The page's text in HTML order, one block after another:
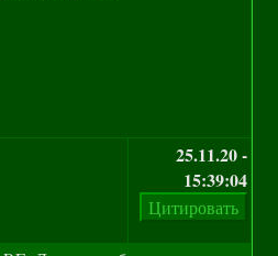
25.11.20 -
15:39:04